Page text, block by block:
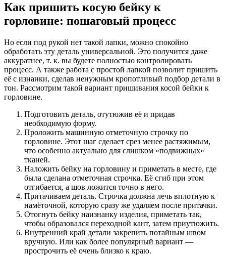
Как пришить косую бейку к
горловине: пошаговый процесс
Но если под рукой нет такой лапки, можно спокойно
обработать эту деталь универсальной. Это получится даже
аккуратнее, т. к. вы будете полностью контролировать
процесс. А также работа с простой лапкой позволит пришить
её с изнанки, сделав ненужным кропотливый подбор детали в
тон. Рассмотрим такой вариант пришивания косой бейки к
горловине.
Подготовить деталь, отутюжив её и придав
необходимую форму.
Проложить машинную отметочную строчку по
горловине. Этот шаг сделает срез менее растяжимым,
что особенно актуально для слишком «подвижных»
тканей.
Наложить бейку на горловину и приметать в месте, где
была сделана отметочная строчка. Её сгиб при этом
отгибается, а шов ложится точно в него.
Притачиваем деталь. Строчка должна лечь вплотную к
намёточной, которую сразу же удаляем после притачки.
Отогнуть бейку наизнанку изделия, приметать так,
чтобы образовался переходной кант, затем приутюжить.
Внутренний край детали закрепить потайным швом
вручную. Или как более популярный вариант —
прострочить её очень близко к краю.